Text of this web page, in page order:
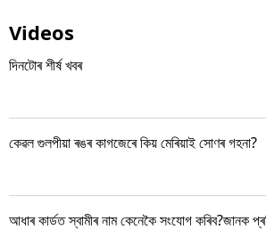
Videos
দিনটোৰ শীৰ্ষ খবৰ
কেৱল গুলপীয়া ৰঙৰ কাগজেৰে কিয় মেৰিয়াই সোণৰ গহনা?
আধাৰ কাৰ্ডত স্বামীৰ নাম কেনেকৈ সংযোগ কৰিব?জানক